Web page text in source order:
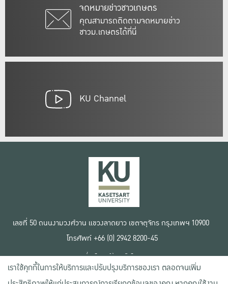
จดหมายข่าวชาวเกษตร
คุณสามารถติดตามจดหมายข่าว
ชาวม.เกษตรได้ที่นี่
KU Channel
เลขที่ 50 ถนนงามวงศ์วาน แขวงลาดยาว เขตจตุจักร กรุงเทพฯ 10900
โทรศัพท์ +66 (0) 2942 8200-45
เงื่อนไขการใช้งานเว็บไซต์
ข้อตกลงด้านสิทธิ์ใช้งาน
นโยบายความเป็นส่วนตัว
เราใช้คุกกี้ในการให้บริการและปรับปรุงบริการของเรา ตลอดจนเพิ่ม